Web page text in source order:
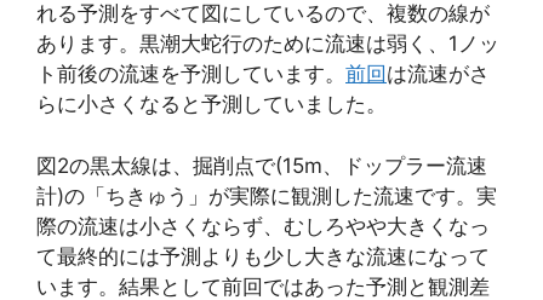
れる予測をすべて図にしているので、複数の線が
あります。 黒潮大蛇行のために流速は弱く、1ノッ
ト前後の流速を予測しています。 前回 は流速がさ
らに小さくなると予測していました。
図2の黒太線は、掘削点で(15m、ドップラー流速
計)の「ちきゅう」が実際に観測した流速です。実
際の流速は小さくならず、むしろやや大きくなっ
て最終的には予測よりも少し大きな流速になって
います。結果として前回ではあった予測と観測差